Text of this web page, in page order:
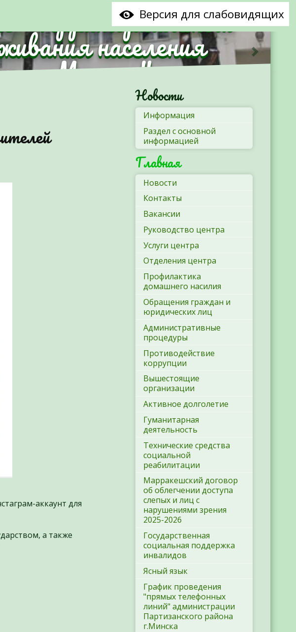
Версия для слабовидящих
"Территориальный
населения
г.Минска"
аккаунт для
а также
Новости
Информация
Раздел с основной
информацией
Главная
Новости
Контакты
Вакансии
Руководство центра
Услуги центра
Отделения центра
Профилактика
домашнего насилия
Обращения граждан и
юридических лиц
Административные
процедуры
Противодействие
коррупции
Вышестоящие
организации
Активное долголетие
Гуманитарная
деятельность
Технические средства
социальной
реабилитации
Марракешский договор
об облегчении доступа
слепых и лиц с
нарушениями зрения
2025-2026
Государственная
социальная поддержка
инвалидов
Ясный язык
График проведения
"прямых телефонных
линий" администрации
Партизанского района
г.Минска